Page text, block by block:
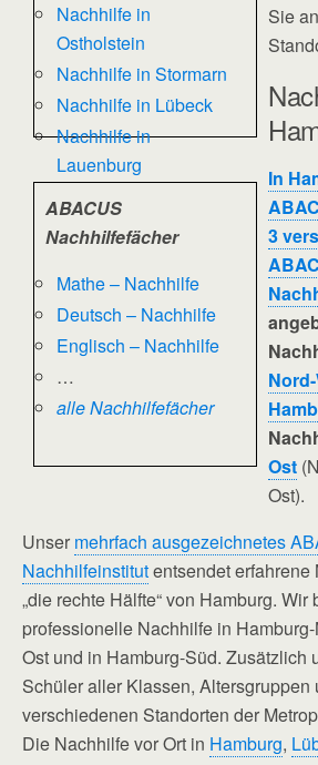
Nachhilfe in
Ostholstein
Nachhilfe in Stormarn
Nachhilfe in Lübeck
Nachhilfe in
Lauenburg
ABACUS
Nachhilfefächer
Mathe – Nachhilfe
Deutsch – Nachhilfe
Englisch – Nachhilfe
…
alle Nachhilfefächer
Sie
In
3
Ost
Ost).
Unser mehrfach ausgezeichnetes
Nachhilfeinstitutentsendet
„die rechte Hälfte“ von Hamburg. Wir
professionelle Nachhilfe in
Ost und in Hamburg-Süd. Zusätzlich
Schüler aller Klassen, Altersgruppen
verschiedenen Standorten der
Die Nachhilfe vor Ort in Hamburg,